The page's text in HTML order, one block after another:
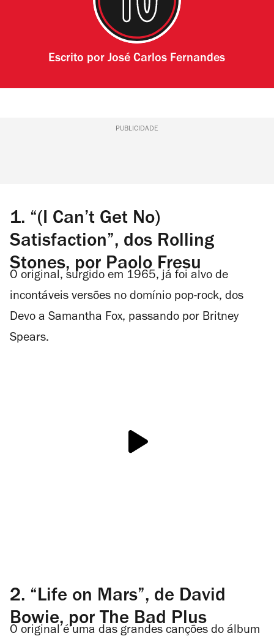
Escrito porJosé Carlos Fernandes
PUBLICIDADE
1. “(I Can’t Get No)
Satisfaction”, dos Rolling
Stones, por Paolo Fresu
O original, surgido em 1965, já foi alvo de
incontáveis versões no domínio pop-rock, dos
Devo a Samantha Fox, passando por Britney
Spears.
2. “Life on Mars”, de David
Bowie, por The Bad Plus
O original é uma das grandes canções do álbum